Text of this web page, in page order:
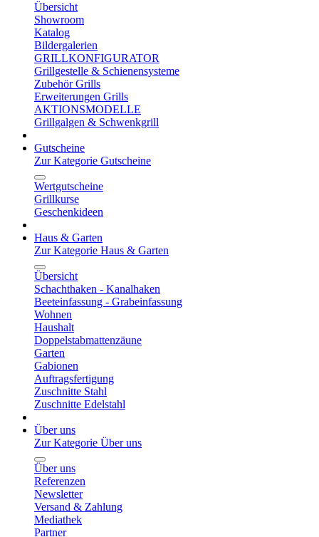
Übersicht
Showroom
Katalog
Bildergalerien
GRILLKONFIGURATOR
Grillgestelle & Schienensysteme
Zubehör Grills
Erweiterungen Grills
AKTIONSMODELLE
Grillgalgen & Schwenkgrill
Gutscheine
Zur Kategorie Gutscheine
Wertgutscheine
Grillkurse
Geschenkideen
Haus & Garten
Zur Kategorie Haus & Garten
Übersicht
Schachthaken - Kanalhaken
Beeteinfassung - Grabeinfassung
Wohnen
Haushalt
Doppelstabmattenzäune
Garten
Gabionen
Auftragsfertigung
Zuschnitte Stahl
Zuschnitte Edelstahl
Über uns
Zur Kategorie Über uns
Über uns
Referenzen
Newsletter
Versand & Zahlung
Mediathek
Partner